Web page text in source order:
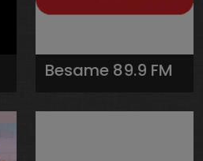
Besame 89.9 FM